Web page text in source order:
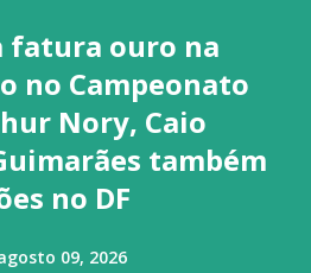
fatura ouro na
no Campeonato
Nory, Caio
também
no DF
09, 2026